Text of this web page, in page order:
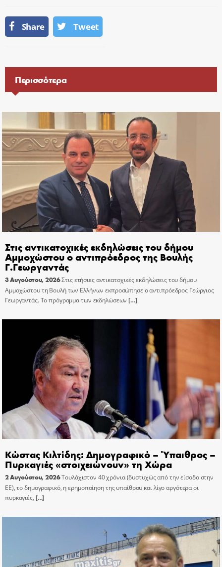
Share Tweet
Περισσότερα
Στις αντικατοχικές εκδηλώσεις του δήμου
Αμμοχώστου ο αντιπρόεδρος της Βουλής
Γ.Γεωργαντάς
3 Αυγούστου, 2026Στις ετήσιες αντικατοχικές εκδηλώσεις του δήμου
Αμμοχώστου τη Βουλή των Ελλήνων εκπροσώπησε ο αντιπρόεδρος Γεώργιος
Γεωργαντάς. Το πρόγραμμα των εκδηλώσεων […]
Κώστας Κιλτίδης: Δημογραφικό – Ύπαιθρος –
Πυρκαγιές «στοιχειώνουν» τη Χώρα
2 Αυγούστου, 2026Τουλάχιστον 40 χρόνια (δυστυχώς από την είσοδο στην
ΕΕ), το δημογραφικό, η ερημοποίηση της υπαίθρου και λίγο αργότερα οι
πυρκαγιές, […]